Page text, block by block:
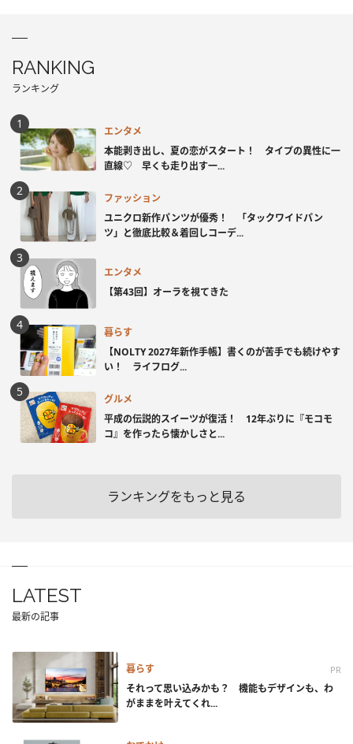
RANKING
ランキング
エンタメ
本能剥き出し、夏の恋がスタート！ タイプの異性に一
直線♡ 早くも走り出す一...
ファッション
ユニクロ新作パンツが優秀！ 「タックワイドパン
ツ」と徹底比較＆着回しコーデ...
エンタメ
【第43回】オーラを視てきた
暮らす
【NOLTY 2027年新作手帳】書くのが苦手でも続けやす
い！ ライフログ...
グルメ
平成の伝説的スイーツが復活！ 12年ぶりに『モコモ
コ』を作ったら懐かしさと...
ランキングをもっと見る
LATEST
最新の記事
暮らす PR
それって思い込みかも？ 機能もデザインも、わ
がままを叶えてくれ...